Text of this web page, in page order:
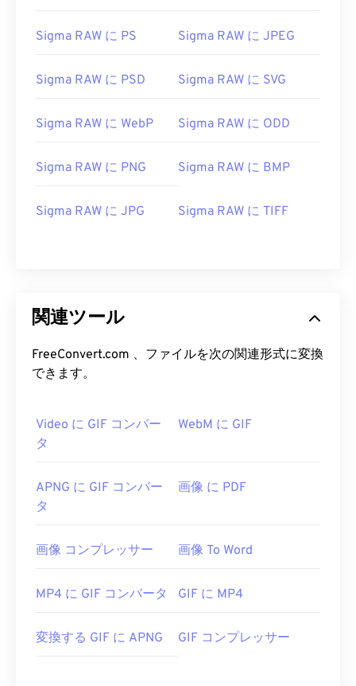
Sigma RAW に PS Sigma RAW に JPEG
Sigma RAW に PSD Sigma RAW に SVG
Sigma RAW に WebP Sigma RAW に ODD
Sigma RAW に PNG Sigma RAW に BMP
Sigma RAW に JPG Sigma RAW に TIFF
関連ツール
FreeConvert.com 、ファイルを次の関連形式に変換
できます。
Video に GIF コンバー
タ
WebM に GIF
APNG に GIF コンバー
タ
画像 に PDF
画像 コンプレッサー 画像 To Word
MP4 に GIF コンバータ GIF に MP4
変換する GIF に APNG GIF コンプレッサー